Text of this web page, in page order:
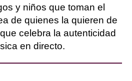
y niños que toman el
de quienes la quieren de
celebra la autenticidad
en directo.